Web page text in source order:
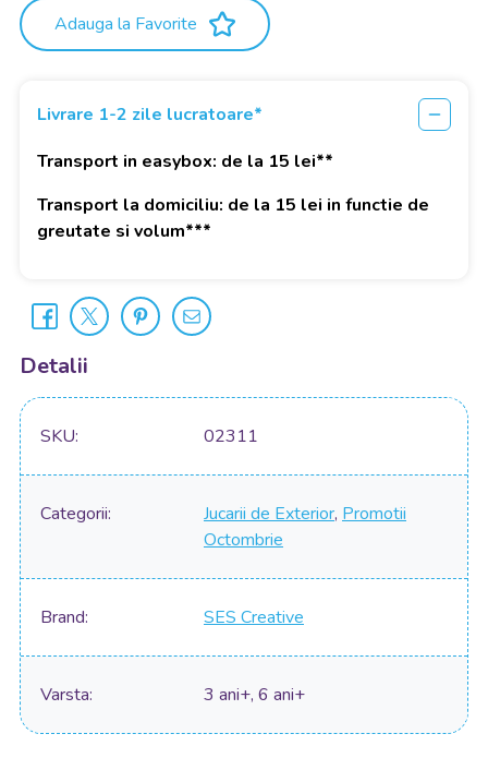
Adauga la Favorite
Livrare 1-2 zile lucratoare*
Transport in easybox: de la 15 lei**
Transport la domiciliu: de la 15 lei in functie de
greutate si volum***
Detalii
SKU 02311
Categorii Jucarii de Exterior, Promotii
Octombrie
Brand SES Creative
Varsta 3 ani+, 6 ani+